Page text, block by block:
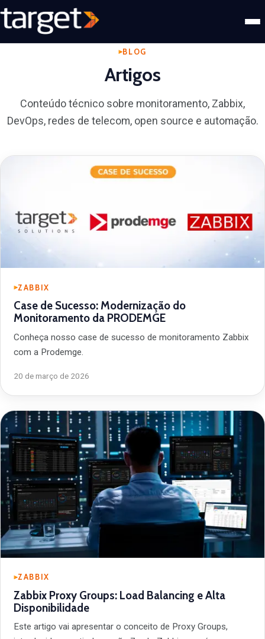
BLOG
Artigos
Conteúdo técnico sobre monitoramento, Zabbix,
DevOps, redes de telecom, open source e automação.
ZABBIX
Case de Sucesso: Modernização do
Monitoramento da PRODEMGE
Conheça nosso case de sucesso de monitoramento Zabbix
com a Prodemge.
20 de março de 2026
ZABBIX
Zabbix Proxy Groups: Load Balancing e Alta
Disponibilidade
Este artigo vai apresentar o conceito de Proxy Groups,